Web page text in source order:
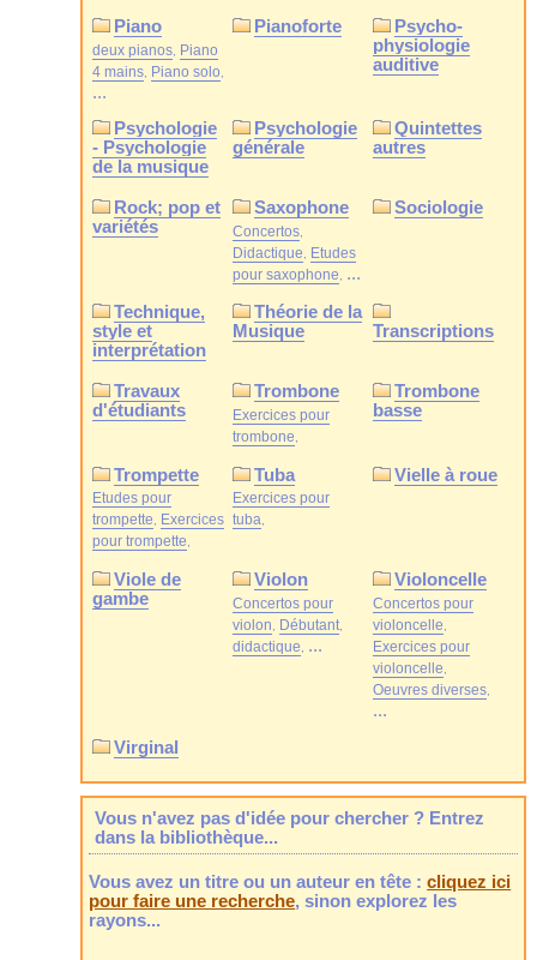
Piano
deux pianos Piano
4 mains Piano solo
...
Pianoforte
Psycho-
physiologie
auditive
Psychologie
- Psychologie
de la musique
Psychologie
générale
Quintettes
autres
Rock; pop et
variétés
Saxophone
Concertos
Didactique Etudes
pour saxophone ...
Sociologie
Technique,
style et
interprétation
Théorie de la
Musique
Transcriptions
Travaux
d'étudiants
Trombone
Exercices pour
trombone
Trombone
basse
Trompette
Etudes pour
trompette
Exercices
pour trompette
Tuba
Exercices pour
tuba
Vielle à roue
Viole de
gambe
Violon
Concertos pour
violon
Débutant
didactique ...
Violoncelle
Concertos pour
violoncelle
Exercices pour
violoncelle
Oeuvres diverses
...
Virginal
Vous n'avez pas d'idée pour chercher ? Entrez
dans la bibliothèque...
Vous avez un titre ou un auteur en tête :cliquez ici
pour faire une recherche, sinon explorez les
rayons...